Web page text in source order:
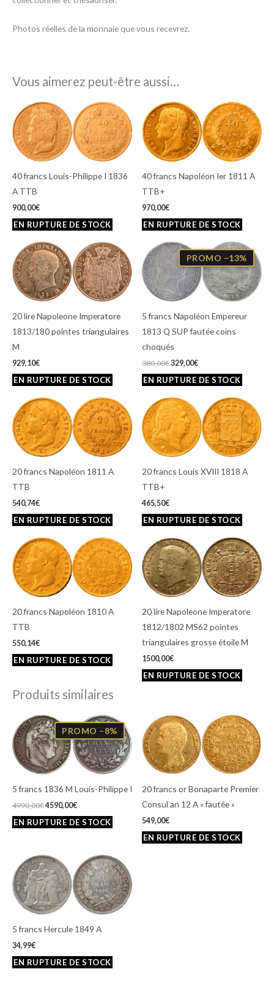
Photos réelles de la monnaie que vous recevrez.
Vous aimerez peut-être aussi…
40 francs Louis-Philippe I 1836
A TTB
900,00€
40 francs Napoléon Ier 1811 A
TTB+
970,00€
20 lire Napoleone Imperatore
1813/180 pointes triangulaires
M
929,10€
PROMO −13%
5 francs Napoléon Empereur
1813 Q SUP fautée coins
choqués
380,00€
Le
prix
initial
était :
380,00€.
329,00€
prix
actuel
est :
329,00€.
20 francs Napoléon 1811 A
TTB
540,74€
20 francs Louis XVIII 1818 A
TTB+
465,50€
20 francs Napoléon 1810 A
TTB
550,14€
20 lire Napoleone Imperatore
1812/1802 MS62 pointes
triangulaires grosse étoile M
1500,00€
Produits similaires
PROMO −8%
5 francs 1836 M Louis-Philippe I
4990,00€
Le
prix
initial
était :
4990,00€.
4590,00€
Le
prix
actuel
est :
4590,00€.
20 francs or Bonaparte Premier
Consul an 12 A « fautée »
549,00€
5 francs Hercule 1849 A
34,99€